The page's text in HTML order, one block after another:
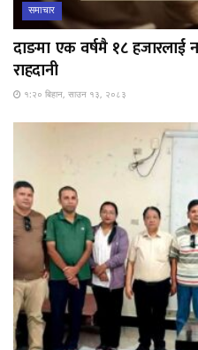
समाचार
दाङमा एक वर्षमै १८ हजारलाई
राहदानी
१:२० बिहान, साउन १३, २०८३